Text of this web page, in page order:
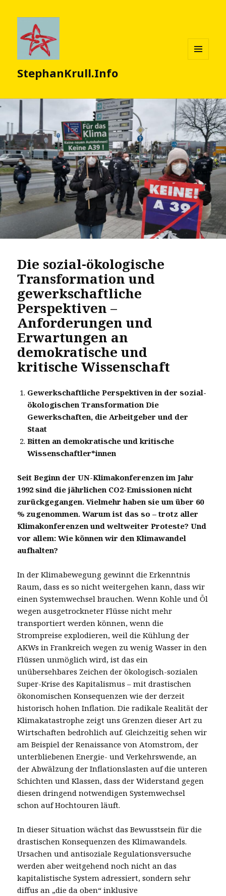
StephanKrull.Info
Die sozial-ökologische
Transformation und
gewerkschaftliche
Perspektiven –
Anforderungen und
Erwartungen an
demokratische und
kritische Wissenschaft
Gewerkschaftliche Perspektiven in der sozial-
ökologischen Transformation Die
Gewerkschaften, die Arbeitgeber und der
Staat
Bitten an demokratische und kritische
Wissenschaftler*innen
Seit Beginn der UN-Klimakonferenzen im Jahr
1992 sind die jährlichen CO2-Emissionen nicht
zurückgegangen. Vielmehr haben sie um über 60
% zugenommen. Warum ist das so – trotz aller
Klimakonferenzen und weltweiter Proteste? Und
vor allem: Wie können wir den Klimawandel
aufhalten?
In der Klimabewegung gewinnt die Erkenntnis
Raum, dass es so nicht weitergehen kann, dass wir
einen Systemwechsel brauchen. Wenn Kohle und Öl
wegen ausgetrockneter Flüsse nicht mehr
transportiert werden können, wenn die
Strompreise explodieren, weil die Kühlung der
AKWs in Frankreich wegen zu wenig Wasser in den
Flüssen unmöglich wird, ist das ein
unübersehbares Zeichen der ökologisch-sozialen
Super-Krise des Kapitalismus – mit drastischen
ökonomischen Konsequenzen wie der derzeit
historisch hohen Inflation. Die radikale Realität der
Klimakatastrophe zeigt uns Grenzen dieser Art zu
Wirtschaften bedrohlich auf. Gleichzeitig sehen wir
am Beispiel der Renaissance von Atomstrom, der
unterbliebenen Energie- und Verkehrswende, an
der Abwälzung der Inflationslasten auf die unteren
Schichten und Klassen, dass der Widerstand gegen
diesen dringend notwendigen Systemwechsel
schon auf Hochtouren läuft.
In dieser Situation wächst das Bewusstsein für die
drastischen Konsequenzen des Klimawandels.
Ursachen und antisoziale Regulationsversuche
werden aber weitgehend noch nicht an das
kapitalistische System adressiert, sondern sehr
diffus an „die da oben“ inklusive